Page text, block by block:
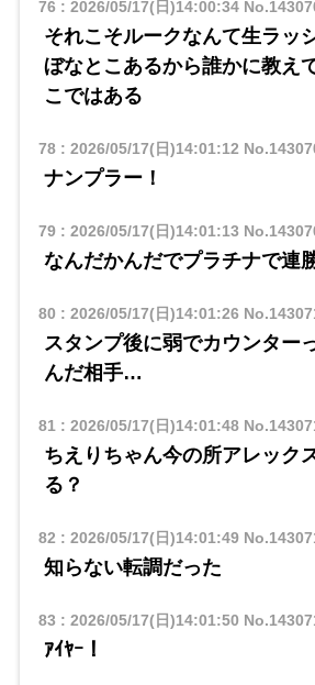
76 : 2026/05/17(日)14:00:34
それこそルークなんて生ラッ
ぼなとこあるから誰かに教え
こではある
78: 2026/05/17(日)14:01:12
ナンプラー！
79: 2026/05/17(日)14:01:13
なんだかんだでプラチナで連
80 : 2026/05/17(日)14:01:26
スタンプ後に弱でカウンター
んだ相手…
81 : 2026/05/17(日)14:01:48
ちえりちゃん今の所アレック
る？
82 : 2026/05/17(日)14:01:49
知らない転調だった
83 : 2026/05/17(日)14:01:50
ｱｲﾔｰ！